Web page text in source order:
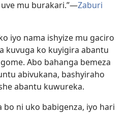
mu burakari.”—Zaburi
iyo nama ishyize mu gaciro
kuvuga ko kuyigira abantu
Abo bahanga bemeza
abivukana, bashyiraho
abantu kuwureka.
bo ni uko babigenza, iyo hari